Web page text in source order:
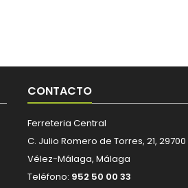
CONTACTO
Ferreteria Central
C. Julio Romero de Torres, 21, 29700
Vélez-Málaga, Málaga
Teléfono: 952 50 00 33